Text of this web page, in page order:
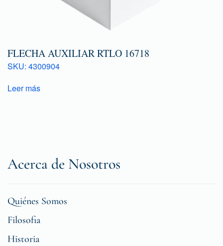
FLECHA AUXILIAR RTLO 16718
SKU: 4300904
Leer más
Acerca de Nosotros
Quiénes Somos
Filosofia
Historia